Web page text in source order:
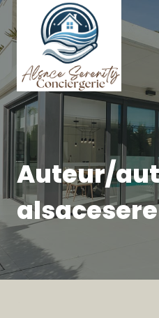
Aller
au
contenu
Auteur/